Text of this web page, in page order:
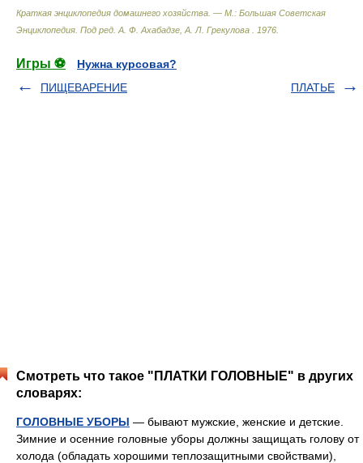
Краткая энциклопедия домашнего хозяйства. — М.: Большая Советская
Энциклопедия Под ред. А. Ф. Ахабадзе, А. Л. Грекулова 1976
Игры ⚽
Нужна курсовая?
ПИЩЕВАРЕНИЕ
ПЛАТЬЕ
Смотреть что такое "ПЛАТКИ ГОЛОВНЫЕ" в других
словарях:
ГОЛОВНЫЕ УБОРЫ — бывают мужские, женские и детские.
Зимние и осенние головные уборы должны защищать голову от
холода (обладать хорошими теплозащитными свойствами),